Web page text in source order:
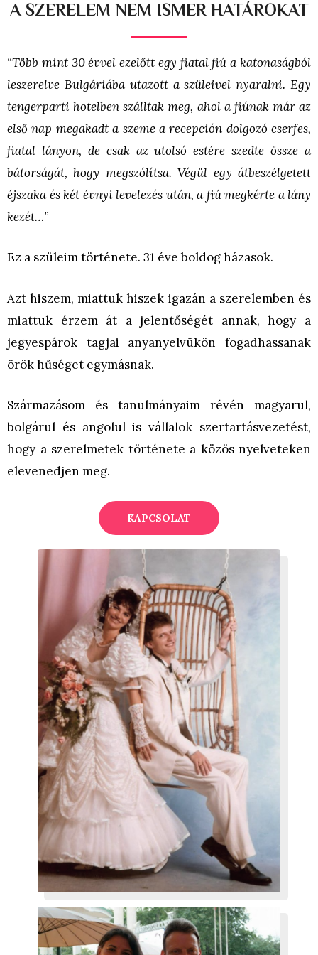
A SZERELEM NEM ISMER HATÁROKAT
“Több mint 30 évvel ezelőtt egy fiatal fiú a katonaságból
leszerelve Bulgáriába utazott a szüleivel nyaralni. Egy
tengerparti hotelben szálltak meg, ahol a fiúnak már az
első nap megakadt a szeme a recepción dolgozó cserfes,
fiatal lányon, de csak az utolsó estére szedte össze a
bátorságát, hogy megszólítsa. Végül egy átbeszélgetett
éjszaka és két évnyi levelezés után, a fiú megkérte a lány
kezét…”
Ez a szüleim története. 31 éve boldog házasok.
Azt hiszem, miattuk hiszek igazán a szerelemben és
miattuk érzem át a jelentőségét annak, hogy a
jegyespárok tagjai anyanyelvükön fogadhassanak
örök hűséget egymásnak.
Származásom és tanulmányaim révén magyarul,
bolgárul és angolul is vállalok szertartásvezetést,
hogy a szerelmetek története a közös nyelveteken
elevenedjen meg.
KAPCSOLAT